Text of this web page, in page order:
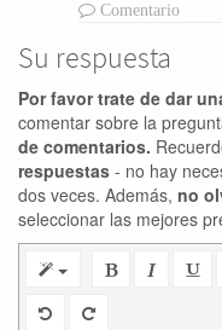
Comentario
Su respuesta
Por favor trate de dar
comentar sobre la
de comentarios.
respuestas - no hay
dos veces. Además, no
seleccionar las mejores